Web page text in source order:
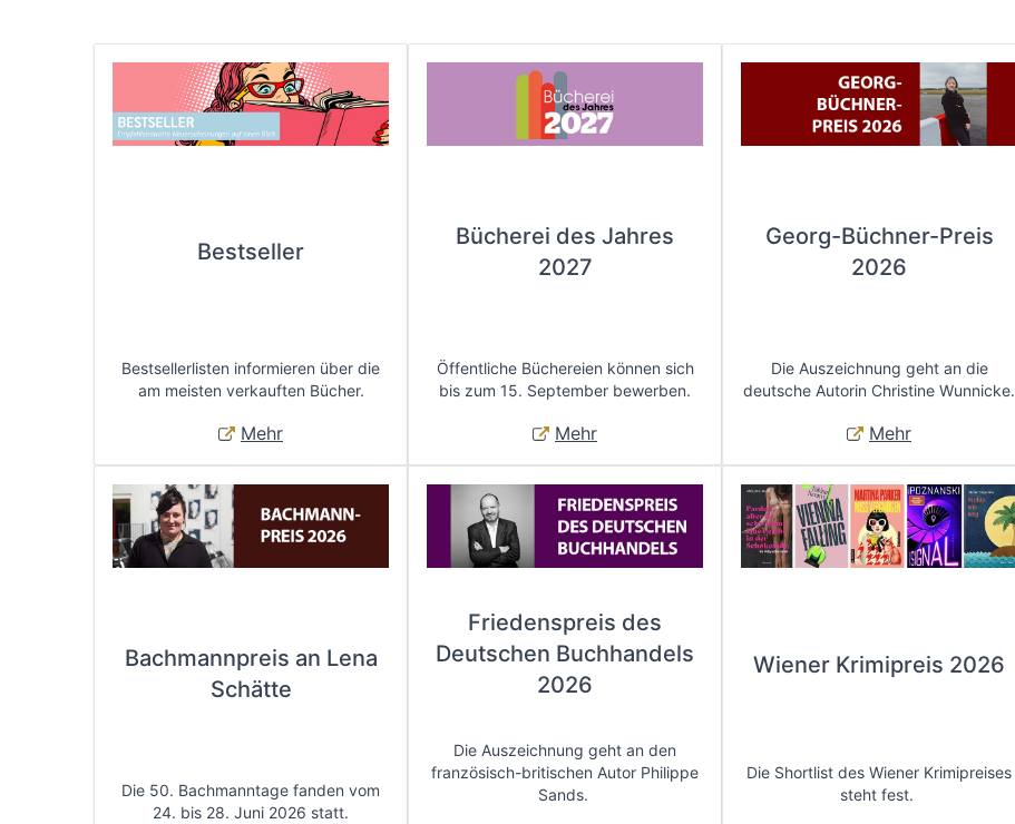
Bestseller
Bestsellerlisten informieren über die
am meisten verkauften Bücher.
Mehr
Bücherei des Jahres
2027
Öffentliche Büchereien können sich
bis zum 15. September bewerben.
Mehr
Georg-Büchner-Preis
2026
Die Auszeichnung geht an die
deutsche Autorin Christine Wunnicke.
Mehr
Bachmannpreis an Lena
Schätte
Die 50. Bachmanntage fanden vom
24. bis 28. Juni 2026 statt.
Friedenspreis des
Deutschen Buchhandels
2026
Die Auszeichnung geht an den
französisch-britischen Autor Philippe
Sands.
Wiener Krimipreis 2026
Die Shortlist des Wiener Krimipreises
steht fest.